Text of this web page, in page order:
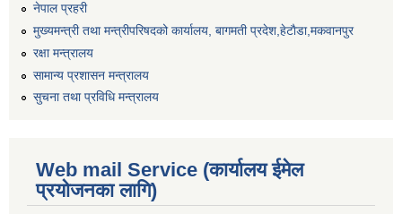
नेपाल प्रहरी
मुख्यमन्त्री तथा मन्त्रीपरिषदको कार्यालय, बागमती प्रदेश,हेटाैडा,मकवानपुर
रक्षा मन्त्रालय
सामान्य प्रशासन मन्त्रालय
सुचना तथा प्रविधि मन्त्रालय
Web mail Service (कार्यालय ईमेल
प्रयोजनका लागि)